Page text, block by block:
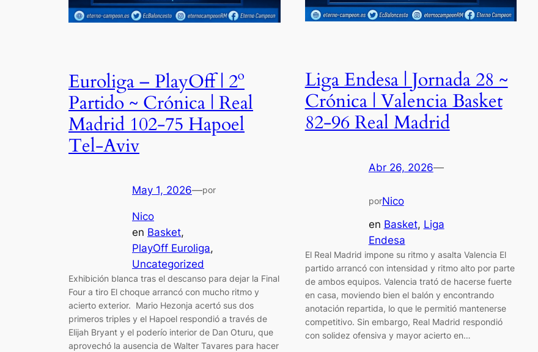
Euroliga – PlayOff | 2º
Partido ~ Crónica | Real
Madrid 102-75 Hapoel
Tel-Aviv
May 1, 2026—por
Nico
en Basket
PlayOff Euroliga
Uncategorized
Exhibición blanca tras el descanso para dejar la Final
Four a tiro El choque arrancó con mucho ritmo y
acierto exterior. Mario Hezonja acertó sus dos
primeros triples y el Hapoel respondió a través de
Elijah Bryant y el poderío interior de Dan Oturu, que
aprovechó la ausencia de Walter Tavares para hacer
Liga Endesa | Jornada 28 ~
Crónica | Valencia Basket
82-96 Real Madrid
Abr 26, 2026—
porNico
en Basket, Liga
Endesa
El Real Madrid impone su ritmo y asalta Valencia El
partido arrancó con intensidad y ritmo alto por parte
de ambos equipos. Valencia trató de hacerse fuerte
en casa, moviendo bien el balón y encontrando
anotación repartida, lo que le permitió mantenerse
competitivo. Sin embargo, Real Madrid respondió
con solidez ofensiva y mayor acierto en…